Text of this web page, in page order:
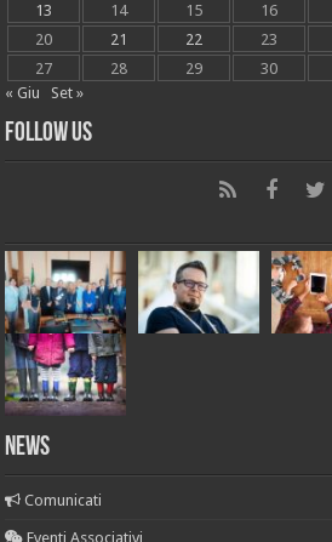
13
14 15 16
20
21 22 23
27
28 29 30
« Giu
Set »
Follow Us
News
Comunicati
Eventi Associativi